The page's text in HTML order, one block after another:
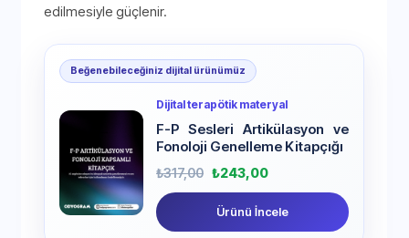
edilmesiyle güçlenir.
Beğenebileceğiniz dijital ürünümüz
Dijital terapötik materyal
F-P Sesleri Artikülasyon ve
Fonoloji Genelleme Kitapçığı
₺317,00 ₺243,00
Ürünü İncele